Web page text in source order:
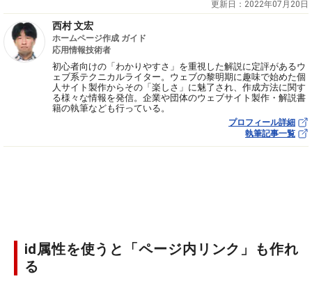
更新日： 2022年07月20日
西村 文宏
ホームページ作成 ガイド
応用情報技術者
初心者向けの「わかりやすさ」を重視した解説に定評があるウ
ェブ系テクニカルライター。ウェブの黎明期に趣味で始めた個
人サイト製作からその「楽しさ」に魅了され、作成方法に関す
る様々な情報を発信。企業や団体のウェブサイト製作・解説書
籍の執筆なども行っている。
プロフィール詳細
執筆記事一覧
id属性を使うと「ページ内リンク」も作れ
る